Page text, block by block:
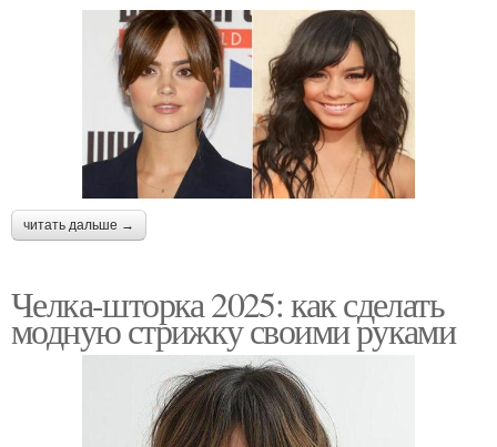
читать дальше →
Челка-шторка 2025: как сделать
модную стрижку своими руками